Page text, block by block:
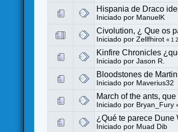
Hispania de Draco
Iniciado por ManuelK
Civolution, ¿ Que os
Iniciado porZellfhirot « 1 2
Kinfire Chronicles
Iniciado porJason R.
Bloodstones de
Iniciado por Maverius32
March of the ants,
Iniciado por Bryan_Fury
¿Qué te parece Dune
Iniciado por Muad Dib